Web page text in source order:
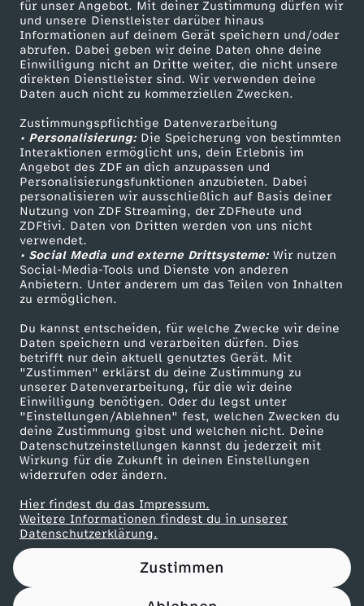
für unser Angebot. Mit deiner Zustimmung dürfen wir
und unsere Dienstleister darüber hinaus
Informationen auf deinem Gerät speichern und/oder
abrufen. Dabei geben wir deine Daten ohne deine
Einwilligung nicht an Dritte weiter, die nicht unsere
direkten Dienstleister sind. Wir verwenden deine
Daten auch nicht zu kommerziellen Zwecken.
Zustimmungspflichtige Datenverarbeitung
• Personalisierung:Die Speicherung von bestimmten
Interaktionen ermöglicht uns, dein Erlebnis im
Angebot des ZDF an dich anzupassen und
Personalisierungsfunktionen anzubieten. Dabei
personalisieren wir ausschließlich auf Basis deiner
Nutzung von ZDF Streaming, der ZDFheute und
ZDFtivi. Daten von Dritten werden von uns nicht
verwendet.
• Social Media und externe Drittsysteme:Wir nutzen
Social-Media-Tools und Dienste von anderen
Anbietern. Unter anderem um das Teilen von Inhalten
zu ermöglichen.
Du kannst entscheiden, für welche Zwecke wir deine
Daten speichern und verarbeiten dürfen. Dies
betrifft nur dein aktuell genutztes Gerät. Mit
"Zustimmen" erklärst du deine Zustimmung zu
unserer Datenverarbeitung, für die wir deine
Einwilligung benötigen. Oder du legst unter
"Einstellungen/Ablehnen" fest, welchen Zwecken du
deine Zustimmung gibst und welchen nicht. Deine
Datenschutzeinstellungen kannst du jederzeit mit
Wirkung für die Zukunft in deinen Einstellungen
widerrufen oder ändern.
Hier findest du das Impressum.
Weitere Informationen findest du in unserer
Datenschutzerklärung.
Zustimmen
e
n
k
r
e
u
z
:
W
o
h
e
r
k
Mehr ZDF
ZDF-Apps
Smart TV
ZDFtext
Livestreams
Sendungen A-Z
TV-Programm
Service
ZDFmitreden
Kontakt zum ZDF
Tickets
Zuschauerservice
Hilfe
ZDF Unternehmen
Karriere
ZDF goes Schule
Werbefernsehen
Mainzelmännchen
Partner